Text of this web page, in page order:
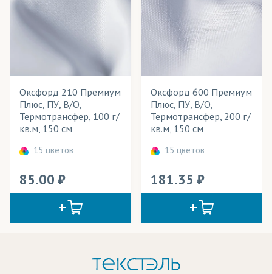
Оксфорд 210 Премиум
Плюс, ПУ, В/О,
Термотрансфер, 100 г/
кв.м, 150 см
15 цветов
85.00
Оксфорд 600 Премиум
Плюс, ПУ, В/О,
Термотрансфер, 200 г/
кв.м, 150 см
15 цветов
181.35